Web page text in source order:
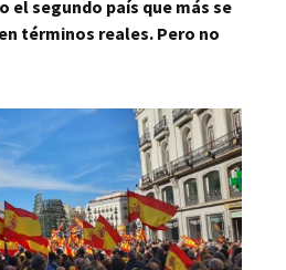
el segundo país que más se
términos reales. Pero no